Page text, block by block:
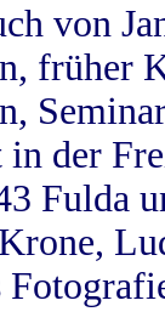
von
früher
der
Fulda